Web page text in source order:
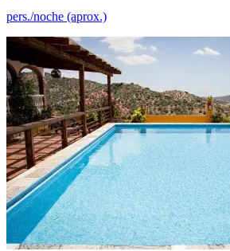
pers./noche (aprox.)